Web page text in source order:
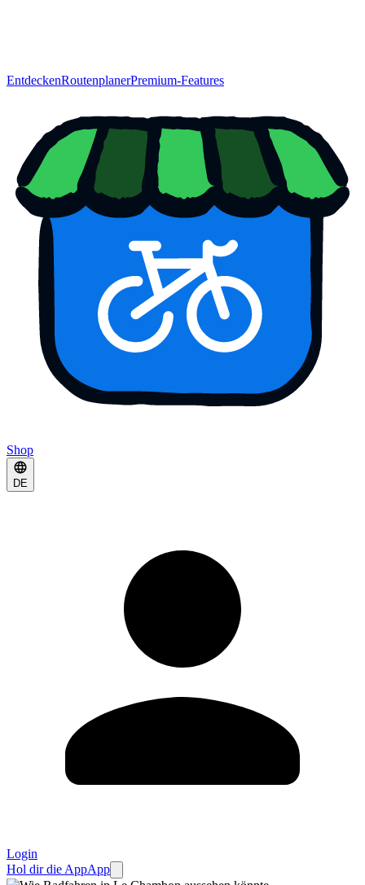
EntdeckenRoutenplanerPremium-Features
Shop
DE
Login
Hol dir die AppApp